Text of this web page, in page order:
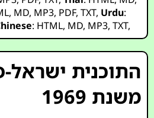
, MD, MP3, PDF,TXT, Urdu:
: HTML, MD, MP3,TXT,
התוכנית ישראל-
משנת 1969